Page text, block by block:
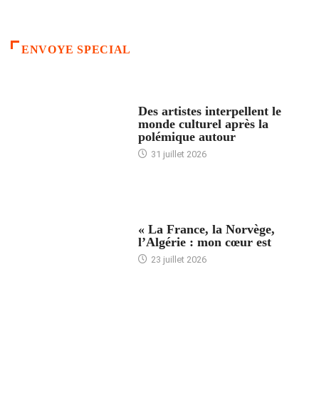
ENVOYE SPECIAL
Des artistes interpellent le
monde culturel après la
polémique autour
31 juillet 2026
« La France, la Norvège,
l’Algérie : mon cœur est
23 juillet 2026